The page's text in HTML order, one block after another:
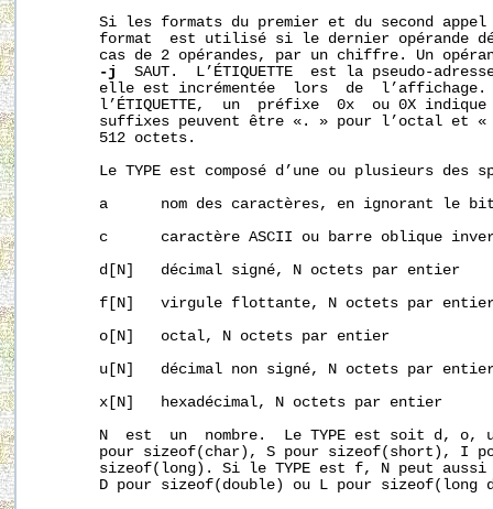
Si les formats du premier et du second
format  est utilisé si le dernier opérande
cas de 2 opérandes, par un chiffre. Un
-j
SAUT.  L’ÉTIQUETTE  est la pseudo-
elle est incrémentée  lors  de
l’ÉTIQUETTE,  un  préfixe  0x  ou 0X
suffixes peuvent être «. » pour l’octal et
       512 octets.
Le TYPE est composé d’une ou plusieurs des
a      nom des caractères, en ignorant le
c      caractère ASCII ou barre oblique
       d[N]   décimal signé, N octets par entier
f[N]   virgule flottante, N octets par
       o[N]   octal, N octets par entier
u[N]   décimal non signé, N octets par
       x[N]   hexadécimal, N octets par entier
N  est  un  nombre.  Le TYPE est soit d, o,
pour sizeof(char), S pour sizeof(short), I
sizeof(long). Si le TYPE est f, N peut
D pour sizeof(double) ou L pour sizeof(long